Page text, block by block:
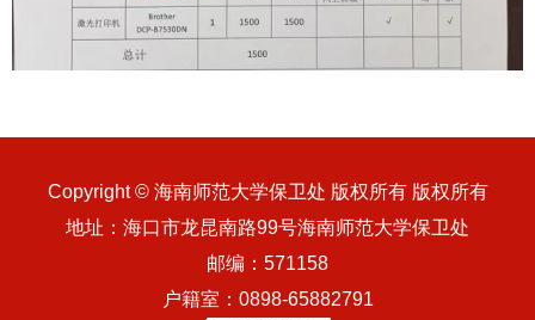
Copyright © 海南师范大学保卫处 版权所有 版权所有
地址：海口市龙昆南路99号海南师范大学保卫处
邮编：571158
户籍室：0898-65882791